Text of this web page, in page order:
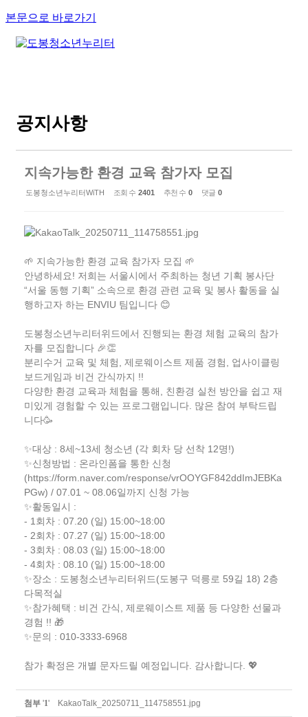
본문으로 바로가기
공지사항
지속가능한 환경 교육 참가자 모집
도봉청소년누리터WiTH 조회 수 2401 추천 수 0 댓글 0
🌱 지속가능한 환경 교육 참가자 모집 🌱
안녕하세요! 저희는 서울시에서 주최하는 청년 기획 봉사단
“서울 동행 기획” 소속으로 환경 관련 교육 및 봉사 활동을 실
행하고자 하는 ENVIU 팀입니다 😊
도봉청소년누리터위드에서 진행되는 환경 체험 교육의 참가
자를 모집합니다 🎉👏
분리수거 교육 및 체험, 제로웨이스트 제품 경험, 업사이클링
보드게임과 비건 간식까지 !!
다양한 환경 교육과 체험을 통해, 친환경 실천 방안을 쉽고 재
미있게 경험할 수 있는 프로그램입니다. 많은 참여 부탁드립
니다🥳
✨대상 : 8세~13세 청소년 (각 회차 당 선착 12명!)
✨신청방법 : 온라인폼을 통한 신청
(https://form.naver.com/response/vrOOYGF842ddImJEBKa
PGw) / 07.01 ~ 08.06일까지 신청 가능
✨활동일시 :
- 1회차 : 07.20 (일) 15:00~18:00
- 2회차 : 07.27 (일) 15:00~18:00
- 3회차 : 08.03 (일) 15:00~18:00
- 4회차 : 08.10 (일) 15:00~18:00
✨장소 : 도봉청소년누리터위드(도봉구 덕릉로 59길 18) 2층
다목적실
✨참가혜택 : 비건 간식, 제로웨이스트 제품 등 다양한 선물과
경험 !! 🎁
✨문의 : 010-3333-6968
참가 확정은 개별 문자드릴 예정입니다. 감사합니다. 💖
첨부 '1' KakaoTalk_20250711_114758551.jpg